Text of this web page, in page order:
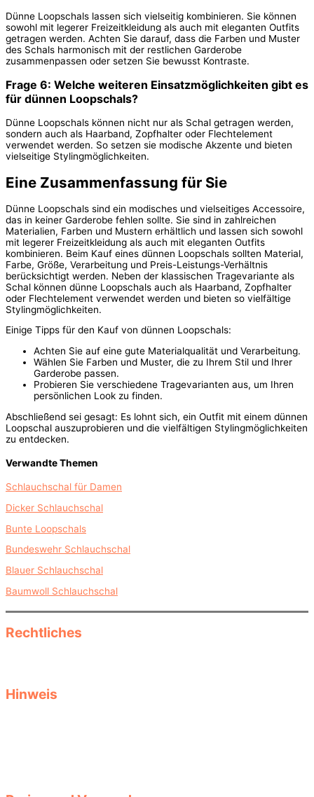
Dünne Loopschals lassen sich vielseitig kombinieren. Sie können
sowohl mit legerer Freizeitkleidung als auch mit eleganten Outfits
getragen werden. Achten Sie darauf, dass die Farben und Muster
des Schals harmonisch mit der restlichen Garderobe
zusammenpassen oder setzen Sie bewusst Kontraste.
Frage 6: Welche weiteren Einsatzmöglichkeiten gibt es
für dünnen Loopschals?
Dünne Loopschals können nicht nur als Schal getragen werden,
sondern auch als Haarband, Zopfhalter oder Flechtelement
verwendet werden. So setzen sie modische Akzente und bieten
vielseitige Stylingmöglichkeiten.
Eine Zusammenfassung für Sie
Dünne Loopschals sind ein modisches und vielseitiges Accessoire,
das in keiner Garderobe fehlen sollte. Sie sind in zahlreichen
Materialien, Farben und Mustern erhältlich und lassen sich sowohl
mit legerer Freizeitkleidung als auch mit eleganten Outfits
kombinieren. Beim Kauf eines dünnen Loopschals sollten Material,
Farbe, Größe, Verarbeitung und Preis-Leistungs-Verhältnis
berücksichtigt werden. Neben der klassischen Tragevariante als
Schal können dünne Loopschals auch als Haarband, Zopfhalter
oder Flechtelement verwendet werden und bieten so vielfältige
Stylingmöglichkeiten.
Einige Tipps für den Kauf von dünnen Loopschals:
Achten Sie auf eine gute Materialqualität und Verarbeitung.
Wählen Sie Farben und Muster, die zu Ihrem Stil und Ihrer
Garderobe passen.
Probieren Sie verschiedene Tragevarianten aus, um Ihren
persönlichen Look zu finden.
Abschließend sei gesagt: Es lohnt sich, ein Outfit mit einem dünnen
Loopschal auszuprobieren und die vielfältigen Stylingmöglichkeiten
zu entdecken.
Verwandte Themen
Schlauchschal für Damen
Dicker Schlauchschal
Bunte Loopschals
Bundeswehr Schlauchschal
Blauer Schlauchschal
Baumwoll Schlauchschal
Rechtliches
Hinweis